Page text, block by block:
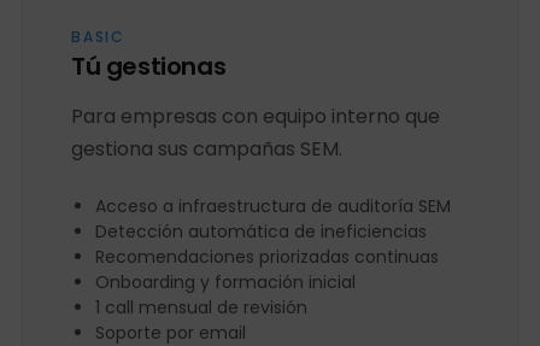
BASIC
Tú gestionas
Para empresas con equipo interno que
gestiona sus campañas SEM.
Acceso a infraestructura de auditoría SEM
Detección automática de ineficiencias
Recomendaciones priorizadas continuas
Onboarding y formación inicial
1 call mensual de revisión
Soporte por email